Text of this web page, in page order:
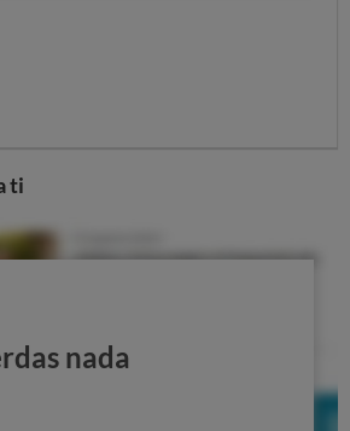
consumes alimentos
sí podemos consumiraunque se
ti
nada